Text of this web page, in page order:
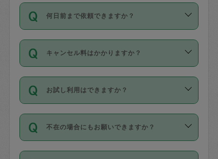
時間も被らない場合、損害保険の対象外
社員など様々なバックグラウンドの方が
登録しています。
日本語も話せる方など様々です。
ールに記載していますので、各自の得意
を依頼してください。
確認しています。タスカジさんトレーニ
ング動画を使ったセルフトレーニングの
現場トライアルを受け、合格したタスカ
ジさんが活動されています。
※テストセンターの講評は１件目のレビュ
参考
【詳細】タスカジさんの登録に際
依頼者とタスカジさんとの間でタスカジ
を通して成立した作業時間内での作業に
適用されます。作業範囲は、掃除、洗
です。作業中に物を壊したり、人にけが
をさせたりした場合が対象で、補償金額
す。
写真を撮り、
何日前まで依頼できますか？
ご依頼は、現在を起点に3日後（72時間
以降）の日時から受付可能となっていま
す。
タスカジさんへ「募集」をかけることが
可能です。
キャンセル料はかかりますか？
キャンセル料には、以下の2種類がありま
す。
1. 直前キャンセル（定期、スポット契約
共通）
お試し利用はできますか？
「お試し利用」というメニューはありま
せんが、「一回のみ」依頼を活用するこ
とによって、気に入ったタスカジさんを
不在の場合にもお願いできますか？
不在の場合の作業はタスカジさんの同意